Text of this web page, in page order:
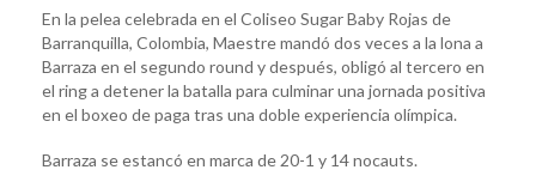
En la pelea celebrada en el Coliseo Sugar Baby Rojas de
Barranquilla, Colombia, Maestre mandó dos veces a la lona a
Barraza en el segundo round y después, obligó al tercero en
el ring a detener la batalla para culminar una jornada positiva
en el boxeo de paga tras una doble experiencia olímpica.
Barraza se estancó en marca de 20-1 y 14 nocauts.